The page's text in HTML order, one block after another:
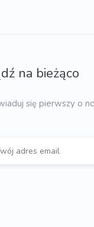
na bieżąco
się pierwszy o